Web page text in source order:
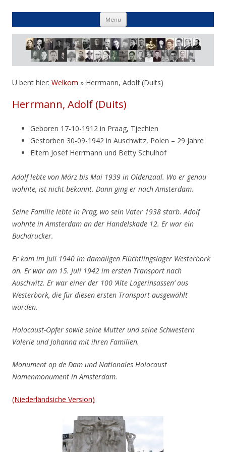
Menu Skip
content
U bent hier: Welkom » Herrmann, Adolf (Duits)
Herrmann, Adolf (Duits)
Geboren 17-10-1912 in Praag, Tjechien
Gestorben 30-09-1942 in Auschwitz, Polen – 29 Jahre
Eltern Josef Herrmann und Betty Schulhof
Adolf lebte von März bis Mai 1939 in Oldenzaal. Wo er genau
wohnte, ist nicht bekannt. Dann ging er nach Amsterdam.
Seine Familie lebte in Prag, wo sein Vater 1938 starb. Adolf
wohnte in Amsterdam an der Handelskade 12. Er war ein
Buchdrucker.
Er kam im Juli 1940 im damaligen Flüchtlingslager Westerbork
an. Er war am 15. Juli 1942 im ersten Transport nach
Auschwitz. Er war einer der 100 ‘Alte Lagerinsassen’ aus
Westerbork, die für diesen ersten Transport ausgewählt
wurden.
Holocaust-Opfer sowie seine Mutter und seine Schwestern
Valerie und Johanna mit ihren Familien.
Monument op de Dam und Nationales Holocaust
Namenmonument in Amsterdam.
(Niederländsiche Version)